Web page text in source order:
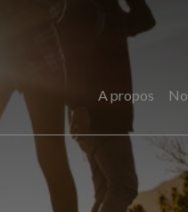
A propos